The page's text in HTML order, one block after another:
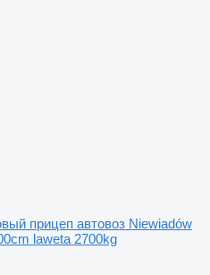
прицеп автовоз Niewiadów
laweta 2700kg